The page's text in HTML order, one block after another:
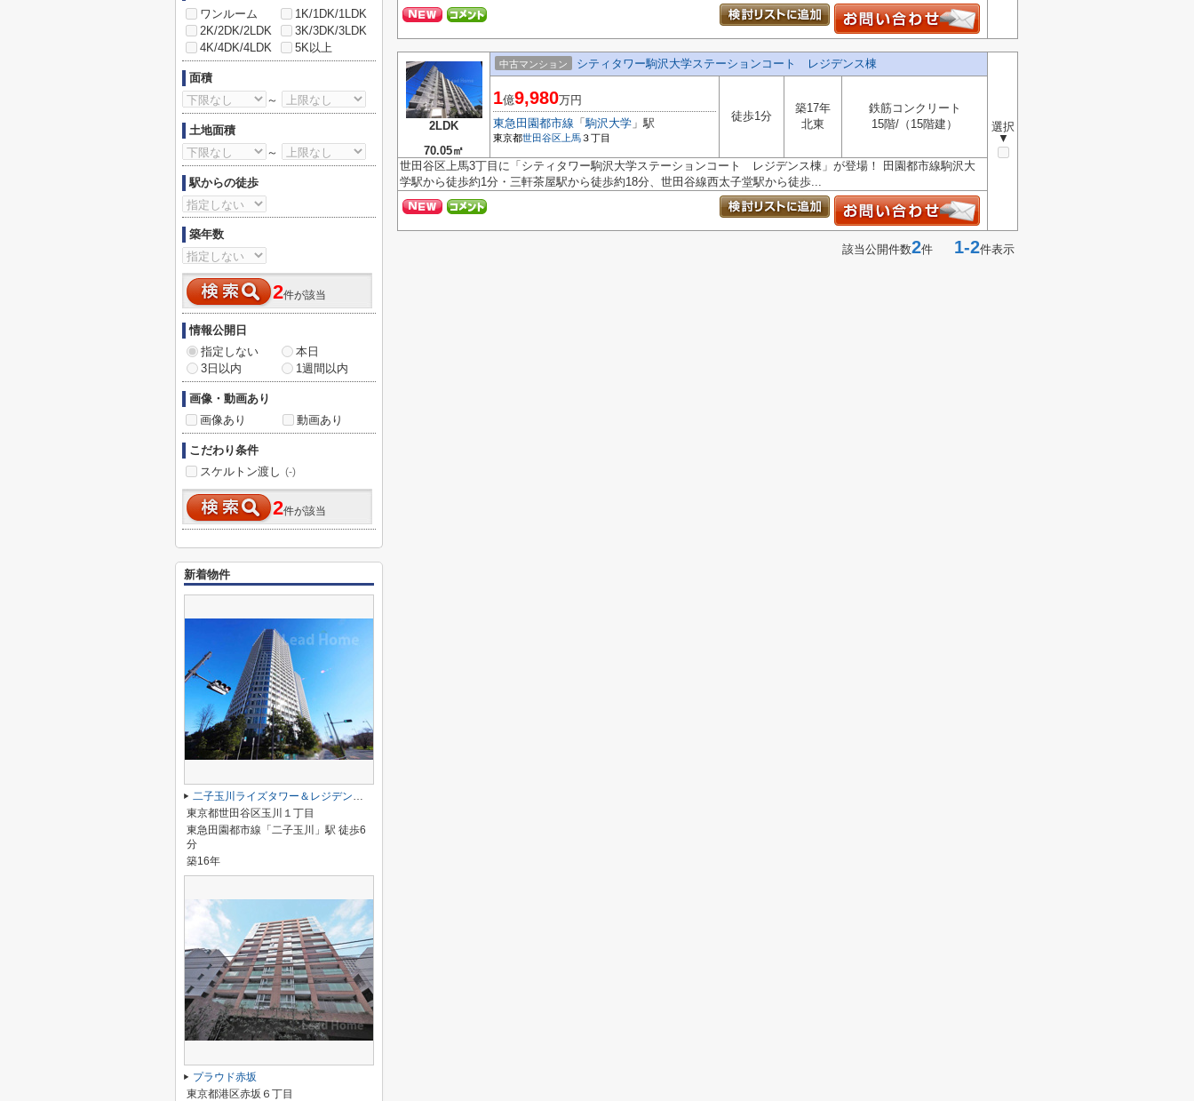
2LDK
70.05㎡
中古マンション シティタワー駒沢大学ステーションコート レジデンス棟
選択
▼
1億9,980万円
東急田園都市線 「駒沢大学 」駅
東京都世田谷区 上馬３丁目
徒歩1分
築17年
北東
鉄筋コンクリート
15階/（15階建）
世田谷区上馬3丁目に「シティタワー駒沢大学ステーションコート レジデンス棟」が登場！ 田園都市線駒沢大
学駅から徒歩約1分・三軒茶屋駅から徒歩約18分、世田谷線西太子堂駅から徒歩...
該当公開件数2件 1-2件表示
ワンルーム
1K/1DK/1LDK
2K/2DK/2LDK
3K/3DK/3LDK
4K/4DK/4LDK
5K以上
面積
～
土地面積
～
駅からの徒歩
築年数
2件が該当
情報公開日
指定しない
本日
3日以内
1週間以内
画像・動画あり
画像あり
動画あり
こだわり条件
スケルトン渡し (-)
2件が該当
新着物件
二子玉川ライズタワー＆レジデンスタワーウエスト
東京都世田谷区玉川１丁目
東急田園都市線「二子玉川」駅 徒歩6
分
築16年
プラウド赤坂
東京都港区赤坂６丁目